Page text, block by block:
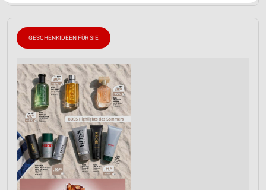
GESCHENKIDEEN FÜR SIE
Website/App.
Wir nutzen Ihre Daten für folgende Zwecke:
IAB-Verarbeitungszwecke:
Speichern von oder Zugriff auf Informationen
auf einem Endgerät
Verwendung reduzierter Daten zur Auswahl von
Werbeanzeigen
Erstellung von Profilen für personalisierte
Werbung
Verwendung von Profilen zur Auswahl
personalisierter Werbung